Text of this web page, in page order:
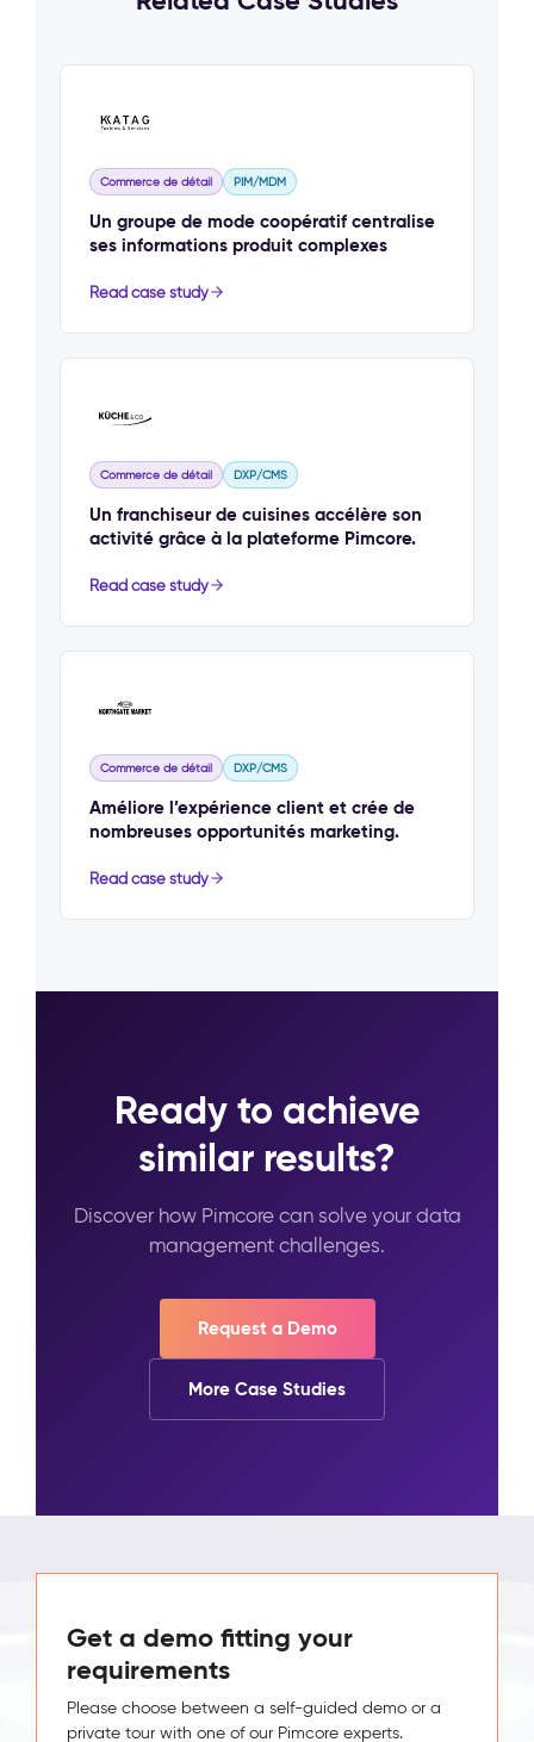
Commerce de détail PIM/MDM
Un groupe de mode coopératif centralise
ses informations produit complexes
Read case study
Commerce de détail DXP/CMS
Un franchiseur de cuisines accélère son
activité grâce à la plateforme Pimcore.
Read case study
Commerce de détail DXP/CMS
Améliore l’expérience client et crée de
nombreuses opportunités marketing.
Read case study
Ready to achieve
similar results?
Discover how Pimcore can solve your data
management challenges.
Request a Demo
More Case Studies
Get a demo fitting your
requirements
Please choose between a self-guided demo or a
private tour with one of our Pimcore experts.